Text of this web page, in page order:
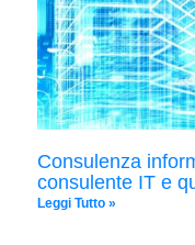
Consulenza
consulente IT e
Leggi Tutto »